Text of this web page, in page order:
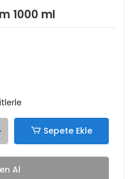
1000 ml
Sepete Ekle
Al